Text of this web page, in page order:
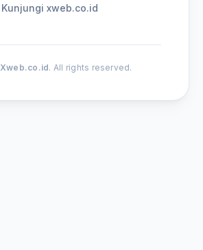
Kunjungi xweb.co.id
Xweb.co.id. All rights reserved.